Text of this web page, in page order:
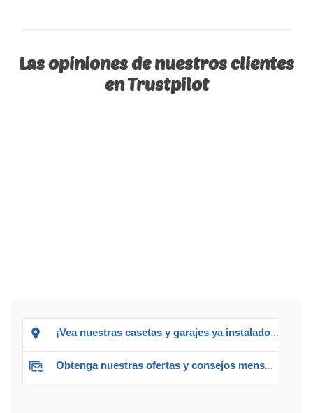
Las opiniones de nuestros clientes
en Trustpilot
¡Vea nuestras casetas y garajes ya instalados!
Obtenga nuestras ofertas y consejos mensuales